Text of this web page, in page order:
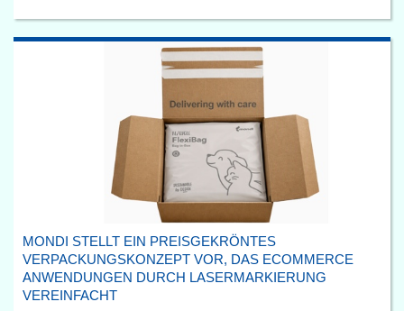
MONDI STELLT EIN PREISGEKRÖNTES
VERPACKUNGSKONZEPT VOR, DAS ECOMMERCE
ANWENDUNGEN DURCH LASERMARKIERUNG
VEREINFACHT